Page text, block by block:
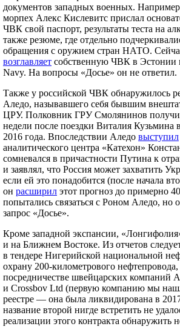
документов западных военных.
морпех Алекс Кислевитс прислал
ЧВК свой паспорт, результаты теста на
также резюме, где отдельно
обращения с оружием стран НАТО.
возглавляет собственную ЧВК в Эстонии
Navy. На вопросы «Досье» он не ответил.
Также у российской ЧВК обнаружилось
Аледо, называвшего себя бывшим
ЦРУ. Полковник ГРУ Смолянинов
недели после поездки Виталия
2016 года. Впоследствии Аледо выступил
аналитического центра «Катехон»
сомневался в причастности Путина к
и заявлял, что Россия может захватить
если ей это понадобится (после начала
он расширил этот прогноз до примерно
попытались связаться с Роном Аледо, но
запрос «Досье».
Кроме западной экспансии,
и на Ближнем Востоке. Из отчетов
в тендере Нигерийской национальной
охрану 200-километрового
посредничестве швейцарских компаний
и Crossbov Ltd (первую компанию мы
реестре — она была ликвидирована в
название второй нигде встретить не
реализации этого контракта обнаружить